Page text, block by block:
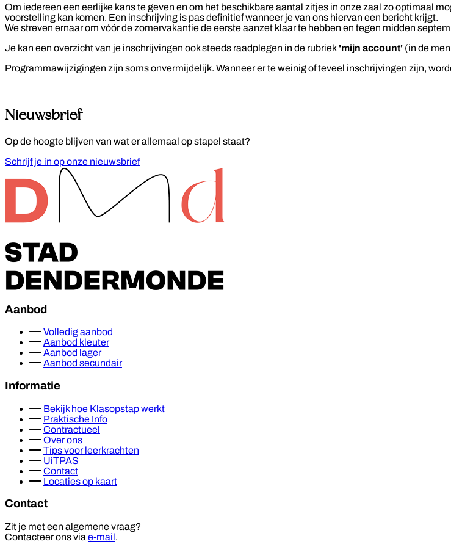
Om iedereen een eerlijke kans te geven en om het beschikbare aantal zitjes in onze zaal zo optimaal
voorstelling kan komen. Een inschrijving is pas definitief wanneer je van ons hiervan een bericht krijgt.
We streven ernaar om vóór de zomervakantie de eerste aanzet klaar te hebben en tegen midden
Je kan een overzicht van je inschrijvingen ook steeds raadplegen in de rubriek 'mijn account' (in de
Programmawijzigingen zijn soms onvermijdelijk. Wanneer er te weinig of teveel inschrijvingen zijn,
Nieuwsbrief
Op de hoogte blijven van wat er allemaal op stapel staat?
Schrijf je in op onze nieuwsbrief
Aanbod
Volledig aanbod
Aanbod kleuter
Aanbod lager
Aanbod secundair
Informatie
Bekijk hoe Klasopstap werkt
Praktische Info
Contractueel
Over ons
Tips voor leerkrachten
UiTPAS
Contact
Locaties op kaart
Contact
Zit je met een algemene vraag?
Contacteer ons via e-mail.